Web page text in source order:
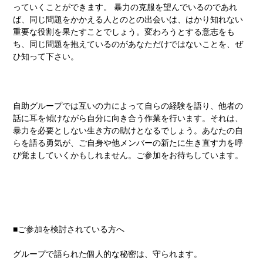
っていくことができます。 暴力の克服を望んでいるのであれ
ば、同じ問題をかかえる人とのとの出会いは、はかり知れない
重要な役割を果たすことでしょう。変わろうとする意志をも
ち、同じ問題を抱えているのがあなただけではないことを、ぜ
ひ知って下さい。
自助グループでは互いの力によって自らの経験を語り、他者の
話に耳を傾けながら自分に向き合う作業を行います。それは、
暴力を必要としない生き方の助けとなるでしょう。あなたの自
らを語る勇気が、ご自身や他メンバーの新たに生き直す力を呼
び覚ましていくかもしれません。ご参加をお待ちしています。
■ご参加を検討されている方へ
グループで語られた個人的な秘密は、守られます。